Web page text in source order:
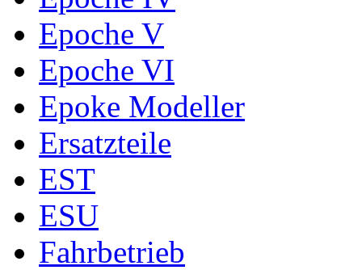
Epoche V
Epoche VI
Epoke Modeller
Ersatzteile
EST
ESU
Fahrbetrieb